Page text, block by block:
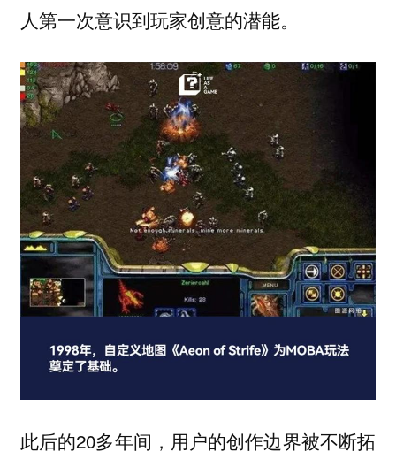
人第一次意识到玩家创意的潜能。
此后的20多年间，用户的创作边界被不断拓